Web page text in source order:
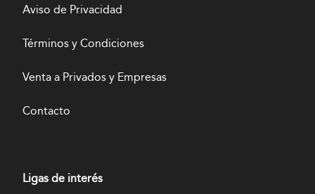
Aviso de Privacidad
Términos y Condiciones
Venta a Privados y Empresas
Contacto
Ligas de interés